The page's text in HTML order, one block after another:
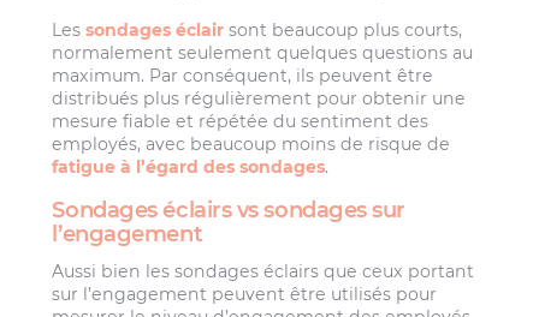
Lessondages éclair sont beaucoup plus courts,
normalement seulement quelques questions au
maximum. Par conséquent, ils peuvent être
distribués plus régulièrement pour obtenir une
mesure fiable et répétée du sentiment des
employés, avec beaucoup moins de risque de
fatigue à l’égard des sondages.
Sondages éclairs vs sondages sur
l’engagement
Aussi bien les sondages éclairs que ceux portant
sur l’engagement peuvent être utilisés pour